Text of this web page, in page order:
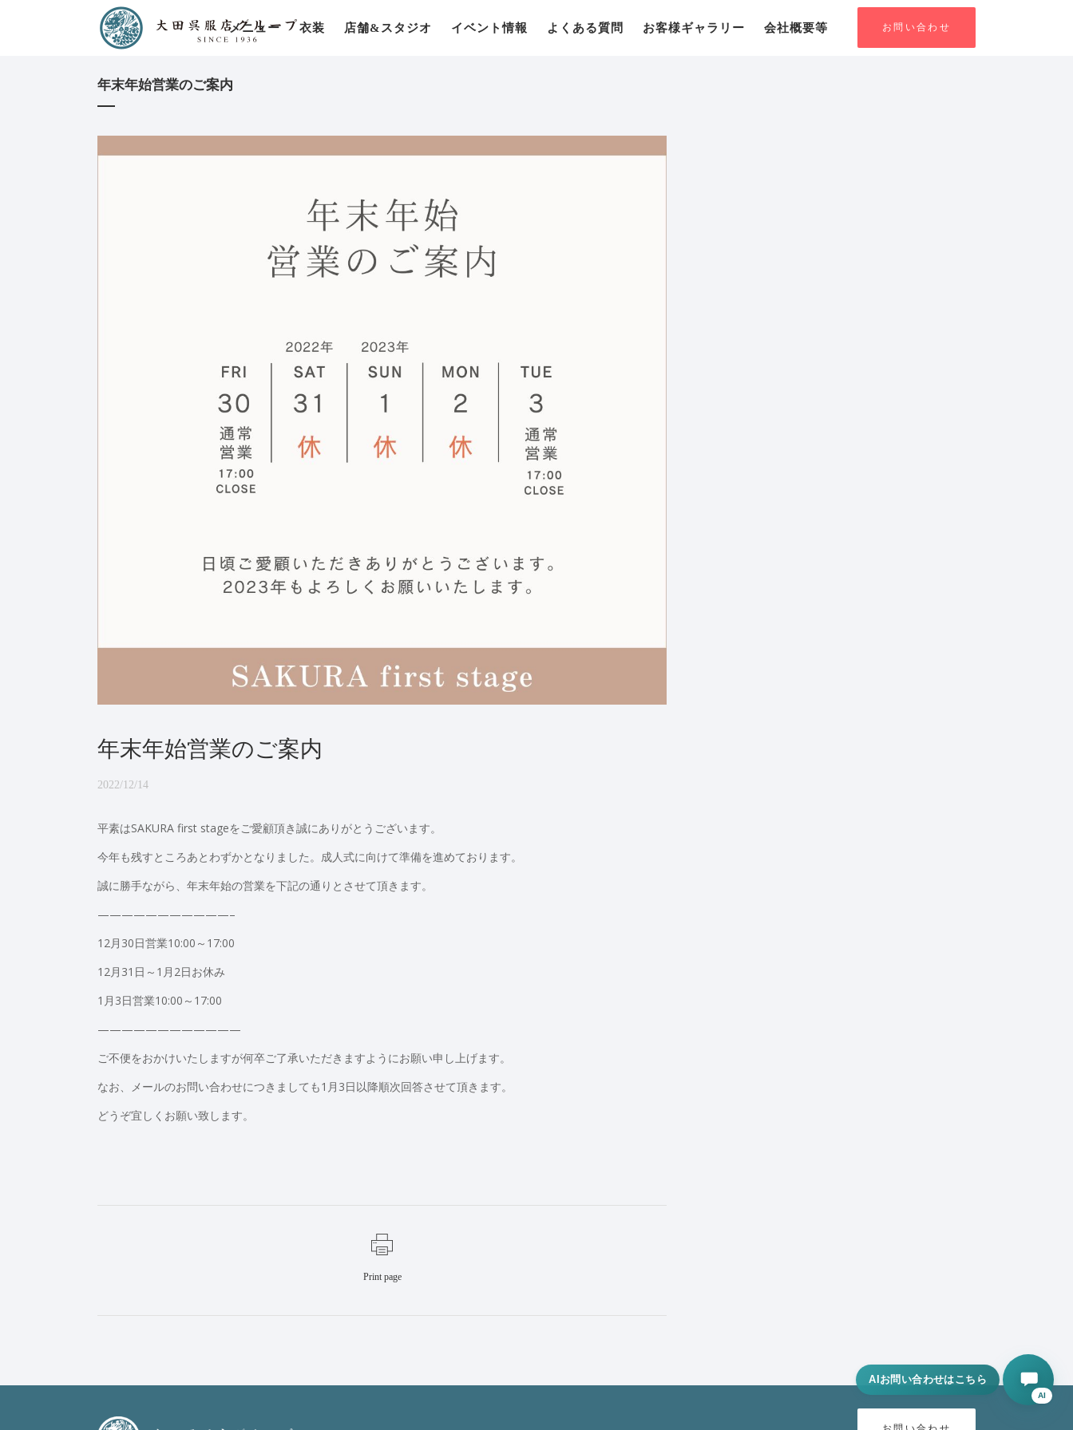
お問い合わせ
メニュー 衣装 店舗&スタジオ イベント情報 よくある質問 お客様ギャラリー 会社概要等
年末年始営業のご案内
年末年始営業のご案内
2022/12/14
平素はSAKURA first stageをご愛顧頂き誠にありがとうございます。
今年も残すところあとわずかとなりました。成人式に向けて準備を進めております。
誠に勝手ながら、年末年始の営業を下記の通りとさせて頂きます。
———————————–
12月30日営業10:00～17:00
12月31日～1月2日お休み
1月3日営業10:00～17:00
————————————
ご不便をおかけいたしますが何卒ご了承いただきますようにお願い申し上げます。
なお、メールのお問い合わせにつきましても1月3日以降順次回答させて頂きます。
どうぞ宜しくお願い致します。
Print page
AI